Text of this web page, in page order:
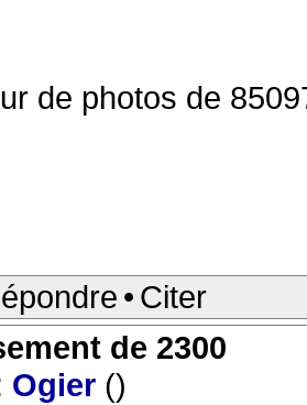
de photos de
• Citer
de 2300
Ogier ()